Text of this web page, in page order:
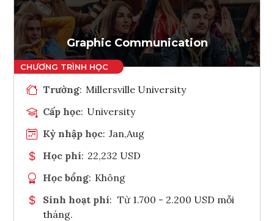
Tham vấn Interlink
Graphic Communication
Trường: Millersville University
Cấp học: University
Kỳ nhập học: Jan,Aug
Học phí: 22,232 USD
Học bổng: Không
Sinh hoạt phí: Từ 1.700 - 2.200 USD mỗi
tháng.